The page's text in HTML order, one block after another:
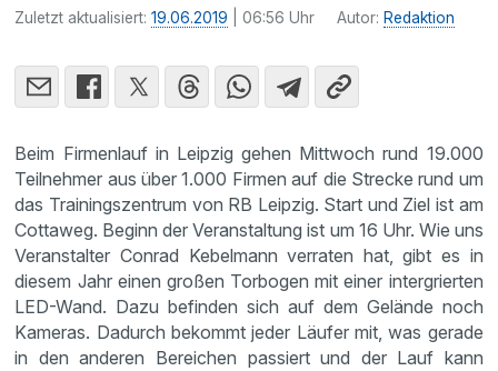
Zuletzt aktualisiert:19.06.2019 | 06:56 Uhr Autor: Redaktion
Beim Firmenlauf in Leipzig gehen Mittwoch rund 19.000
Teilnehmer aus über 1.000 Firmen auf die Strecke rund um
das Trainingszentrum von RB Leipzig. Start und Ziel ist am
Cottaweg. Beginn der Veranstaltung ist um 16 Uhr. Wie uns
Veranstalter Conrad Kebelmann verraten hat, gibt es in
diesem Jahr einen großen Torbogen mit einer intergrierten
LED-Wand. Dazu befinden sich auf dem Gelände noch
Kameras. Dadurch bekommt jeder Läufer mit, was gerade
in den anderen Bereichen passiert und der Lauf kann